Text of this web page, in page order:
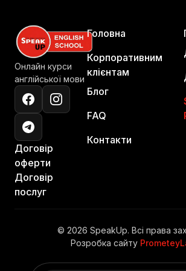
Онлайн курси
англійської мови
Договір
оферти
Договір
послуг
Головна
Корпоративним
клієнтам
Блог
FAQ
Контакти
© 2026 SpeakUp. Всі права
Розробка сайту